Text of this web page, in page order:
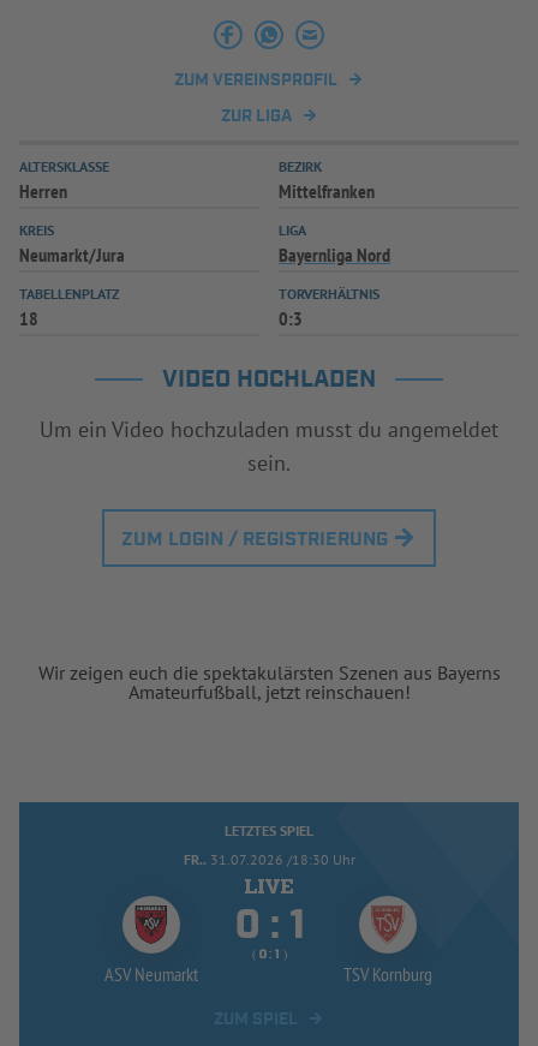
ZUM VEREINSPROFIL
ZUR LIGA
ALTERSKLASSE
Herren
BEZIRK
Mittelfranken
KREIS
Neumarkt/Jura
LIGA
Bayernliga Nord
TABELLENPLATZ
18
TORVERHÄLTNIS
0:3
VIDEO HOCHLADEN
Um ein Video hochzuladen musst du angemeldet
sein.
ZUM LOGIN / REGISTRIERUNG
Wir zeigen euch die spektakulärsten Szenen aus Bayerns
Amateurfußball, jetzt reinschauen!
LETZTES SPIEL
FR.. 31.07.2026 /18:30 Uhr
ASV Neumarkt
 : 
( :  )
TSV Kornburg